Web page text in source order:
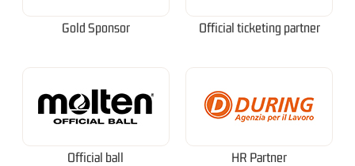
Gold Sponsor Official ticketing partner
Official ball HR Partner